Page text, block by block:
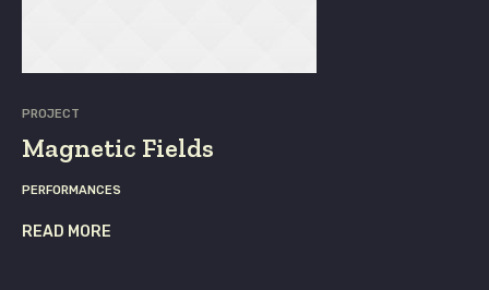
PROJECT
Magnetic Fields
PERFORMANCES
READ MORE